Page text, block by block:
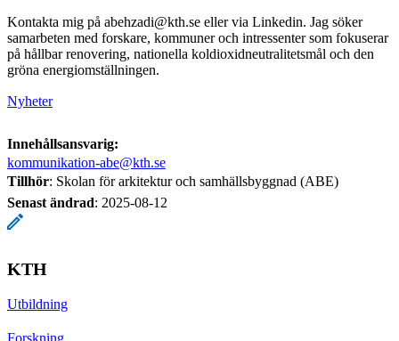
Kontakta mig på abehzadi@kth.se eller via Linkedin. Jag söker
samarbeten med forskare, kommuner och intressenter som fokuserar
på hållbar renovering, nationella koldioxidneutralitetsmål och den
gröna energiomställningen.
Nyheter
Innehållsansvarig:
kommunikation-abe@kth.se
Tillhör: Skolan för arkitektur och samhällsbyggnad (ABE)
Senast ändrad: 2025-08-12
KTH
Utbildning
Forskning